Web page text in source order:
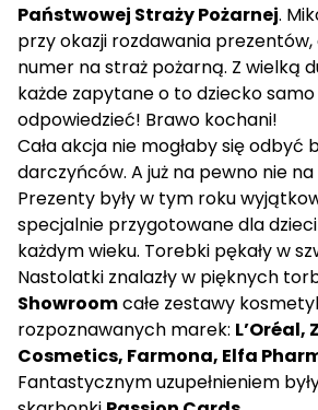
Państwowej Straży Pożarnej.
przy okazji rozdawania prezentów,
numer na straż pożarną. Z wielką
każde zapytane o to dziecko samo
odpowiedzieć! Brawo kochani!
Cała akcja nie mogłaby się odbyć
darczyńców. A już na pewno nie
Prezenty były w tym roku
specjalnie przygotowane dla dzieci
każdym wieku. Torebki pękały w
Nastolatki znalazły w pięknych
Showroomcałe zestawy
rozpoznawanych marek: L’Oréal,
Cosmetics, Farmona, Elfa
Fantastycznym uzupełnieniem